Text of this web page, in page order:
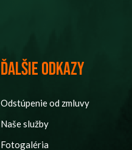
Ďalšie odkazy
Odstúpenie od zmluvy
Naše služby
Fotogaléria